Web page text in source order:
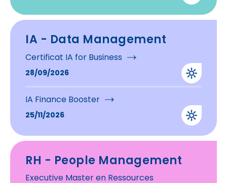
IA - Data Management
Certificat IA for Business
28/09/2026
IA Finance Booster
25/11/2026
RH - People Management
Executive Master en Ressources